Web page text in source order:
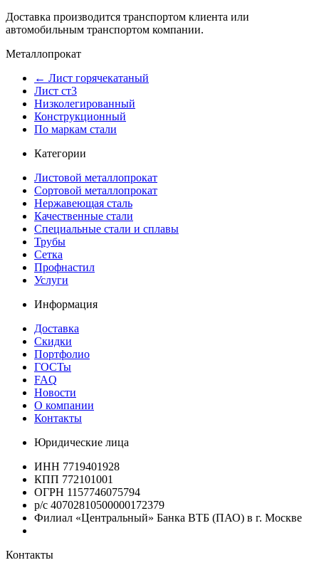
Доставка производится транспортом клиента или
автомобильным транспортом компании.
Металлопрокат
← Лист горячекатаный
Лист ст3
Низколегированный
Конструкционный
По маркам стали
Категории
Листовой металлопрокат
Сортовой металлопрокат
Нержавеющая сталь
Качественные стали
Специальные стали и сплавы
Трубы
Сетка
Профнастил
Услуги
Информация
Доставка
Скидки
Портфолио
ГОСТы
FAQ
Новости
О компании
Контакты
Юридические лица
ИНН 7719401928
КПП 772101001
ОГРН 1157746075794
р/с 40702810500000172379
Филиал «Центральный» Банка ВТБ (ПАО) в г. Москве
Контакты